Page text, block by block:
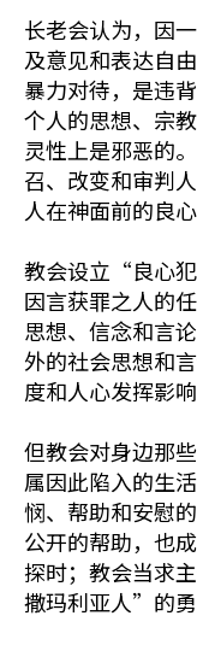
长老会认为，因
及意见和表达自
暴力对待，是违
个人的思想、宗
灵性上是邪恶的
召、改变和审判
人在神面前的良
教会设立“良心
因言获罪之人的
思想、信念和言
外的社会思想和
度和人心发挥影
但教会对身边那
属因此陷入的生
悯、帮助和安慰
公开的帮助，也
探时；教会当求
撒玛利亚人”的勇